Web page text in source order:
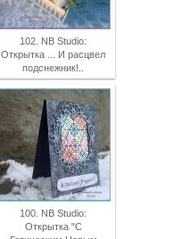
102. NB Studio:
Открытка ... И расцвел
подснежник!..
100. NB Studio:
Открытка "С